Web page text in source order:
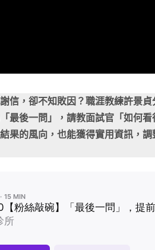
信，卻不知敗因？職涯教練許景
最後一問」，請教面試官「如何
果的風向，也能獲得實用資訊，調